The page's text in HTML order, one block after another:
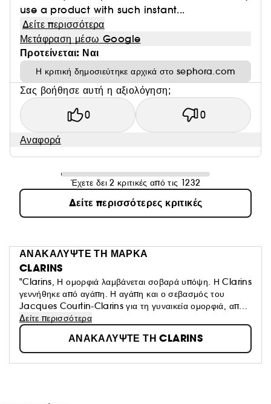
use a product with such instant...
Δείτε περισσότερα
Μετάφραση μέσω Google
Προτείνεται: Ναι
Η κριτική δημοσιεύτηκε αρχικά στο sephora.com
Σας βοήθησε αυτή η αξιολόγηση;
0 0
Αναφορά
Έχετε δει 2 κριτικές από τις 1232
Δείτε περισσότερες κριτικές
ΑΝΑΚΑΛΥΨΤΕ ΤΗ ΜΑΡΚΑ
CLARINS
"Clarins, Η ομορφιά λαμβάνεται σοβαρά υπόψη. Η Clarins
γεννήθηκε από αγάπη. Η αγάπη και ο σεβασμός του
Jacques Courtin-Clarins για τη γυναικεία ομορφιά, από
την έναρξη του πρώτου Ινστιτούτου Clarins στο Παρίσι το
1954. N° 1 στο Skincare Prestige στην Ευρώπη*, η
Clarins δουλεύει ακούραστα για να προσφέρει σε κάθε
γυναίκα το καλύτερο της Φύσης αντλώντας από τα πιο
πολύτιμα περιουσιακά της στοιχεία Η Clarins έχει
Δείτε περισσότερα
ΑΝΑΚΑΛΥΨΤΕ ΤΗ CLARINS